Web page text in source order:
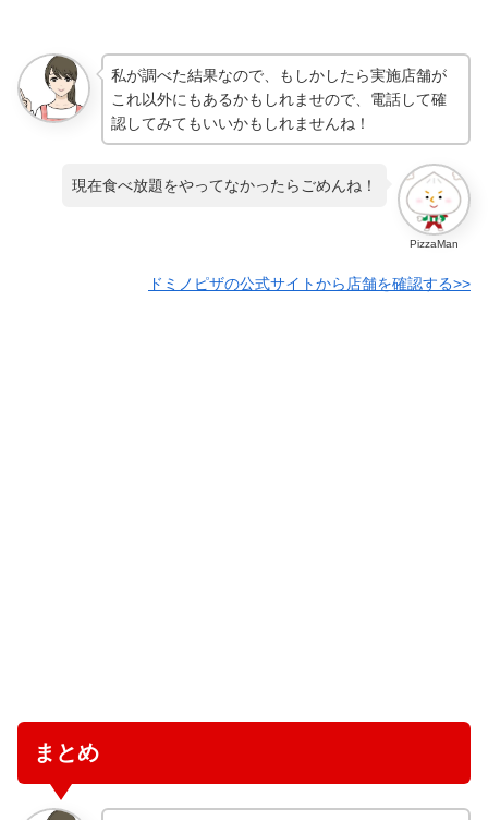
私が調べた結果なので、もしかしたら実施店舗が
これ以外にもあるかもしれませので、電話して確
認してみてもいいかもしれませんね！
PizzaMan
現在食べ放題をやってなかったらごめんね！
ドミノピザの公式サイトから店舗を確認する>>
まとめ